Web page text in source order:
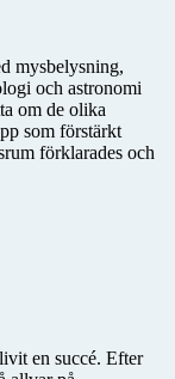
mysbelysning,
och astronomi
om de olika
som förstärkt
förklarades och
en succé. Efter